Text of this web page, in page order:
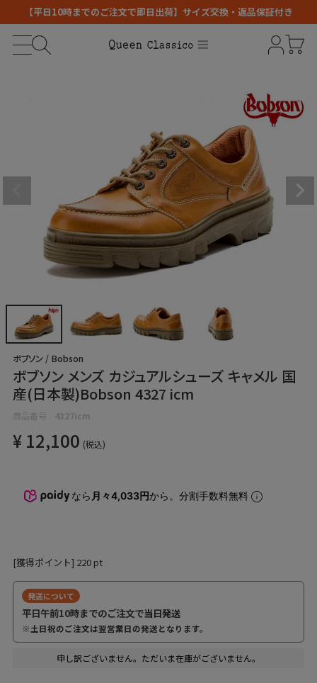
【平日10時までのご注文で即日出荷】サイズ交換・返品保証付き
ボブソン / Bobson
ボブソン メンズ カジュアルシューズ キャメル 国
産(日本製)Bobson 4327 icm
商品番号 4327icm
¥ 12,100 税込
なら 月々4,033円から。分割手数料無料
[獲得ポイント] 220 pt
発送について
平日午前10時までのご注文で当日発送
※土日祝のご注文は翌営業日の発送となります。
申し訳ございません。ただいま在庫がございません。